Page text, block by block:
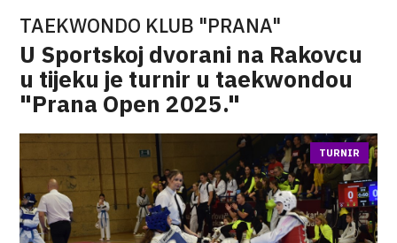
TAEKWONDO KLUB "PRANA"
U Sportskoj dvorani na Rakovcu
u tijeku je turnir u taekwondou
"Prana Open 2025."
TURNIR